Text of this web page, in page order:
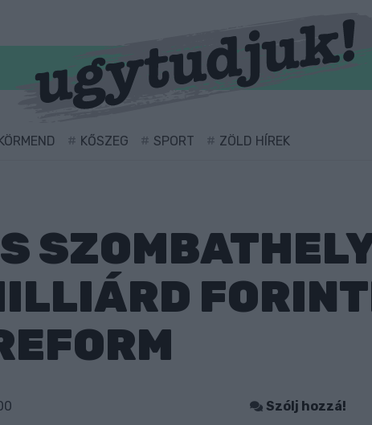
KŐSZEG SPORT ZÖLD HÍREK
Szólj hozzá!